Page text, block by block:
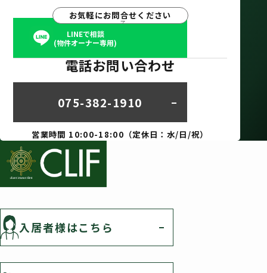
お気軽にお問合せください
LINEで相談
(物件オーナー専用)
電話お問い合わせ
075-382-1910
営業時間 10:00-18:00（定休日：水/日/祝）
入居者様はこちら